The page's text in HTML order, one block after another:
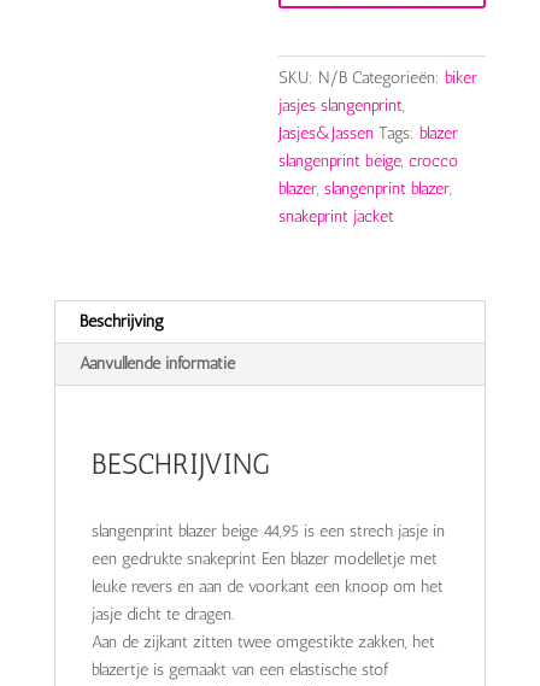
aantal
SKU: N/B Categorieën: biker
jasjes slangenprint,
Jasjes&Jassen Tags: blazer
slangenprint beige,crocco
blazer,slangenprint blazer,
snakeprint jacket
Beschrijving
Aanvullende informatie
BESCHRIJVING
slangenprint blazer beige 44,95 is een strech jasje in
een gedrukte snakeprint Een blazer modelletje met
leuke revers en aan de voorkant een knoop om het
jasje dicht te dragen.
Aan de zijkant zitten twee omgestikte zakken, het
blazertje is gemaakt van een elastische stof